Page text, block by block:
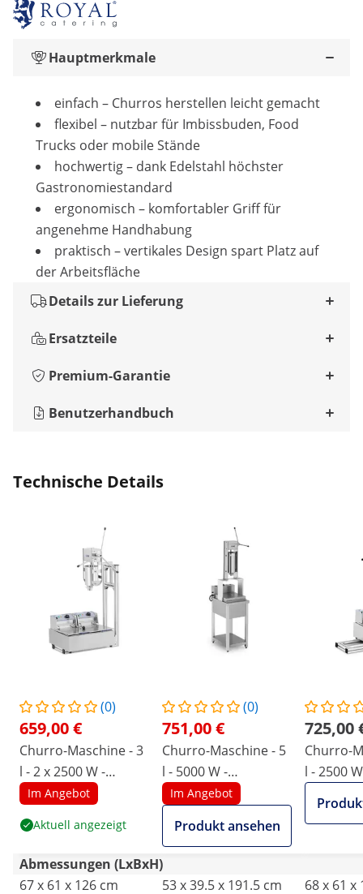
Hauptmerkmale
einfach – Churros herstellen leicht gemacht
flexibel – nutzbar für Imbissbuden, Food
Trucks oder mobile Stände
hochwertig – dank Edelstahl höchster
Gastronomiestandard
ergonomisch – komfortabler Griff für
angenehme Handhabung
praktisch – vertikales Design spart Platz auf
der Arbeitsfläche
Details zur Lieferung
Ersatzteile
Premium-Garantie
Benutzerhandbuch
Technische Details
(0)
659,00 €
Churro-Maschine - 3
l - 2 x 2500 W -
Edelstahl - Royal
Im Angebot
Aktuell angezeigt
(0)
751,00 €
Churro-Maschine - 5
l - 5000 W -
Untergestell - Royal
Catering
Im Angebot
Produkt ansehen
725,00
Churro-
l - 2500
Abmessungen (LxBxH)
67 x 61 x 126 cm
53 x 39.5 x 191.5 cm 68 x 61 x